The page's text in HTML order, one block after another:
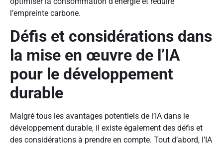
l’empreinte carbone.
Défis et considérations dans
la mise en œuvre de l’IA
pour le développement
durable
Malgré tous les avantages potentiels de l’IA dans le
développement durable, il existe également des défis et
des considérations à prendre en compte. Tout d’abord, l’IA